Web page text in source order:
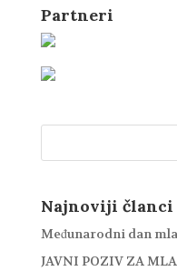
Partneri
Najnoviji članci
Međunarodni dan
JAVNI POZIV ZA